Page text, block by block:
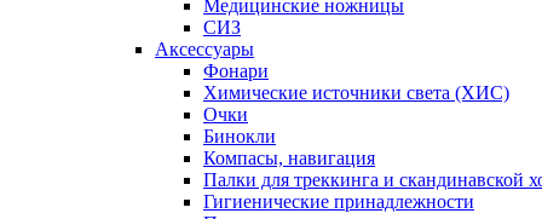
Медицинские ножницы
СИЗ
Аксессуары
Фонари
Химические источники света (ХИС)
Очки
Бинокли
Компасы, навигация
Палки для треккинга и скандинавской
Гигиенические принадлежности